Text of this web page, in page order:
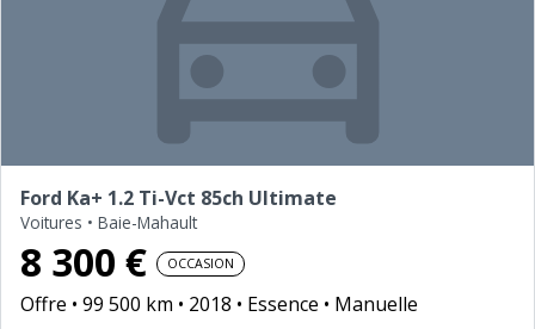
Ford Ka+ 1.2 Ti-Vct 85ch Ultimate
Voitures • Baie-Mahault
8 300 € OCCASION
Offre 99 500 km 2018 Essence Manuelle